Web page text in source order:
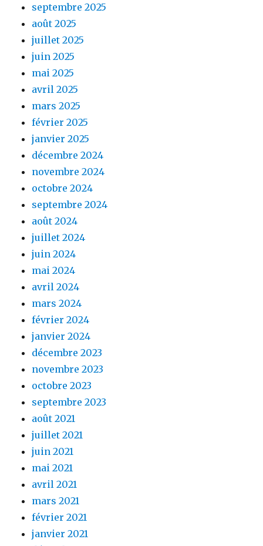
septembre 2025
août 2025
juillet 2025
juin 2025
mai 2025
avril 2025
mars 2025
février 2025
janvier 2025
décembre 2024
novembre 2024
octobre 2024
septembre 2024
août 2024
juillet 2024
juin 2024
mai 2024
avril 2024
mars 2024
février 2024
janvier 2024
décembre 2023
novembre 2023
octobre 2023
septembre 2023
août 2021
juillet 2021
juin 2021
mai 2021
avril 2021
mars 2021
février 2021
janvier 2021